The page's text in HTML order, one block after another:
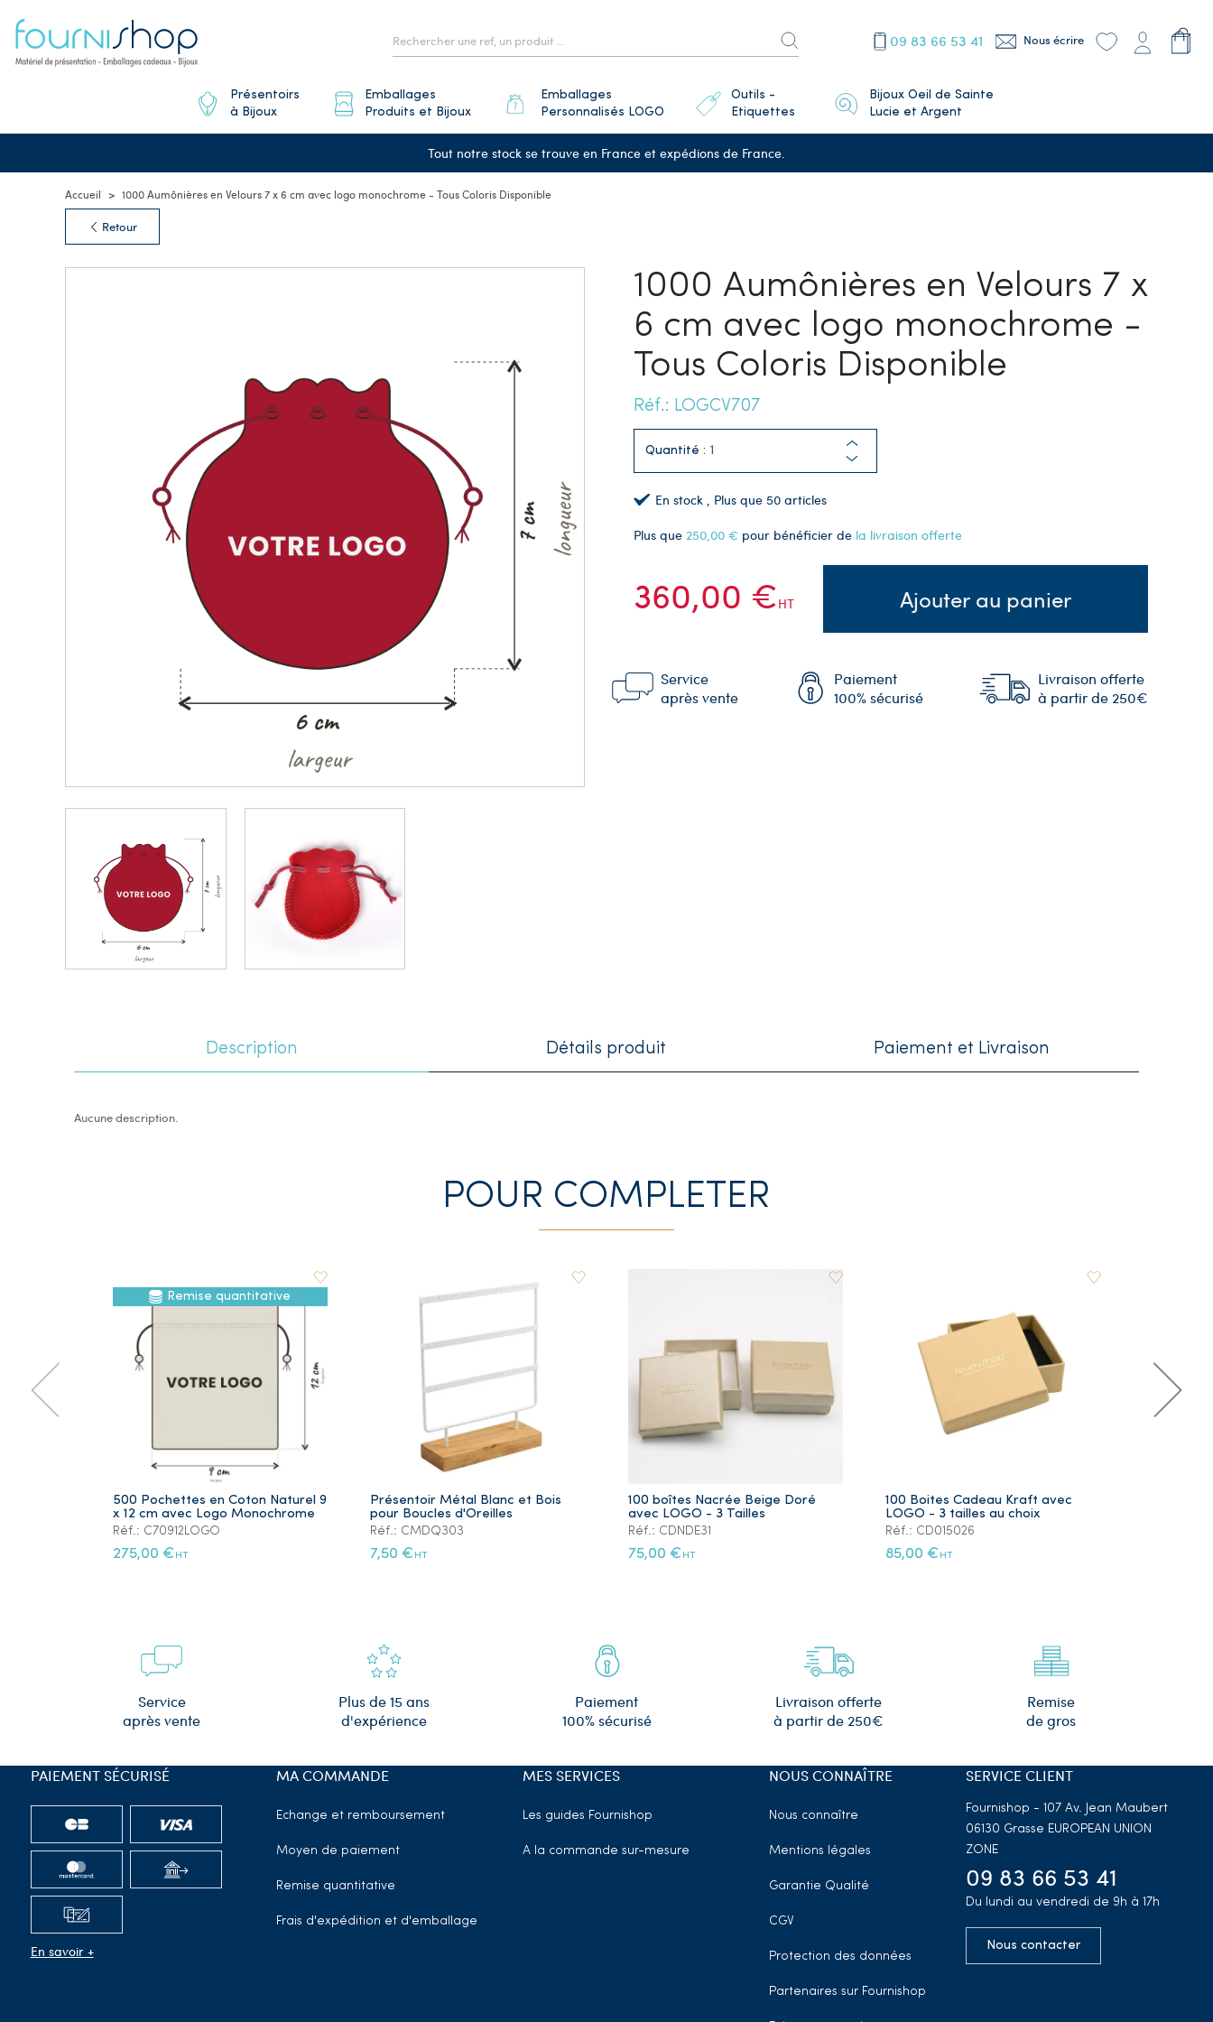
09 83 66 53 41 Nous écrire
Présentoirs
à Bijoux
Emballages
Produits et Bijoux
Emballages
Personnalisés LOGO
Outils -
Etiquettes
Bijoux Oeil de Sainte
Lucie et Argent
Tout notre stock se trouve en France et expédions de France.
Accueil 1000 Aumônières en Velours 7 x 6 cm avec logo monochrome - Tous Coloris Disponible
Retour
1000 Aumônières en Velours 7 x
6 cm avec logo monochrome -
Tous Coloris Disponible
Réf.: LOGCV707
Quantité :
En stock , Plus que 50 articles
Plus que 250,00 € pour bénéficier de la livraison offerte
360,00 €HT Ajouter au panier
Service
après vente
Paiement
100% sécurisé
Livraison offerte
à partir de 250€
Description Détails produit Paiement et Livraison
Aucune description.
POUR COMPLETER
Remise quantitative
500 Pochettes en Coton Naturel 9
x 12 cm avec Logo Monochrome
Réf.: C70912LOGO
275,00 € HT
Présentoir Métal Blanc et Bois
pour Boucles d'Oreilles
Réf.: CMDQ303
7,50 € HT
100 boîtes Nacrée Beige Doré
avec LOGO - 3 Tailles
Réf.: CDNDE31
75,00 € HT
100 Boites Cadeau Kraft avec
LOGO - 3 tailles au choix
Réf.: CD015026
85,00 € HT
Service
après vente
Plus de 15 ans
d'expérience
Paiement
100% sécurisé
Livraison offerte
à partir de 250€
Remise
de gros
MA COMMANDE
Echange et remboursement
Moyen de paiement
Remise quantitative
Frais d'expédition et d'emballage
MES SERVICES
Les guides Fournishop
A la commande sur-mesure
NOUS CONNAÎTRE
Nous connaître
Mentions légales
Garantie Qualité
CGV
Protection des données
Partenaires sur Fournishop
SERVICE CLIENT
Fournishop - 107 Av. Jean Maubert
06130 Grasse EUROPEAN UNION
ZONE
09 83 66 53 41
Du lundi au vendredi de 9h à 17h
Nous contacter
PAIEMENT SÉCURISÉ
En savoir +